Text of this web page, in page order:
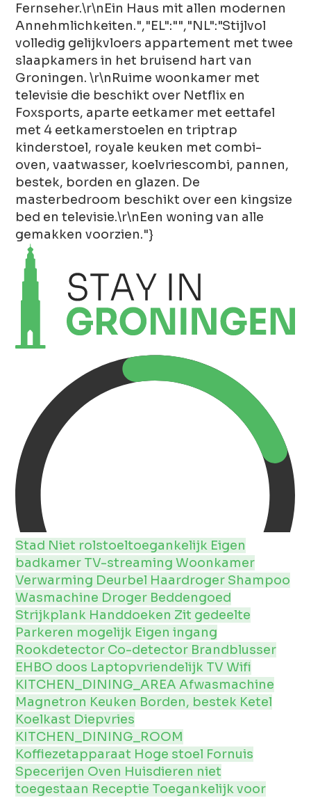
Fernseher.\r\nEin Haus mit allen modernen
Annehmlichkeiten.","EL":"","NL":"Stijlvol
volledig gelijkvloers appartement met twee
slaapkamers in het bruisend hart van
Groningen. \r\nRuime woonkamer met
televisie die beschikt over Netflix en
Foxsports, aparte eetkamer met eettafel
met 4 eetkamerstoelen en triptrap
kinderstoel, royale keuken met combi-
oven, vaatwasser, koelvriescombi, pannen,
bestek, borden en glazen. De
masterbedroom beschikt over een kingsize
bed en televisie.\r\nEen woning van alle
gemakken voorzien."}
Stad Niet rolstoeltoegankelijk Eigen
badkamer TV-streamingWoonkamer
Verwarming Deurbel Haardroger Shampoo
Wasmachine Droger Beddengoed
Strijkplank Handdoeken Zit gedeelte
Parkeren mogelijk Eigen ingang
Rookdetector Co-detector Brandblusser
EHBO doos Laptopvriendelijk TVWifi
KITCHEN_DINING_AREAAfwasmachine
Magnetron Keuken Borden, bestek Ketel
Koelkast Diepvries
KITCHEN_DINING_ROOM
Koffiezetapparaat Hoge stoel Fornuis
Specerijen Oven Huisdieren niet
toegestaan Receptie Toegankelijk voor